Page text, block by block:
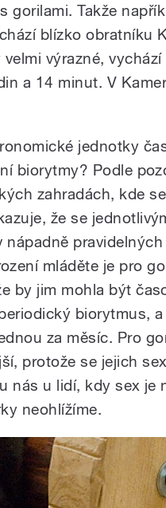
gorilami. Takže
blízko obratníku
výrazné,
a 14 minut. V
jednotky
biorytmy? Podle
zahradách, kde
že se
mláděte je pro
by jim mohla být
biorytmus,
za měsíc. Pro
protože se jejich
nás u lidí, kdy sex je
neohlížíme.